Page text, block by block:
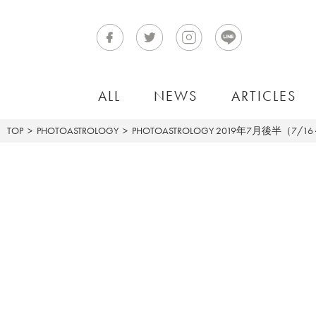
ALL NEWS ARTICLES
TOP PHOTOASTROLOGY PHOTOASTROLOGY 2019年7月後半（7/